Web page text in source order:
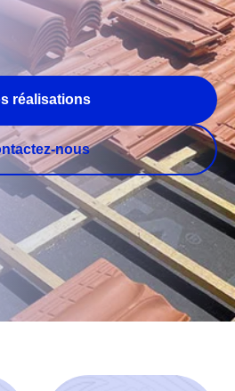
réalisations
nous